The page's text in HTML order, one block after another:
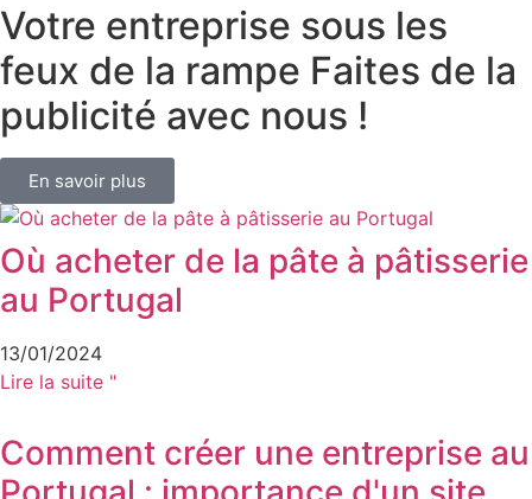
Votre entreprise sous les
feux de la rampe Faites de la
publicité avec nous !
En savoir plus
Où acheter de la pâte à pâtisserie
au Portugal
13/01/2024
Lire la suite "
Comment créer une entreprise au